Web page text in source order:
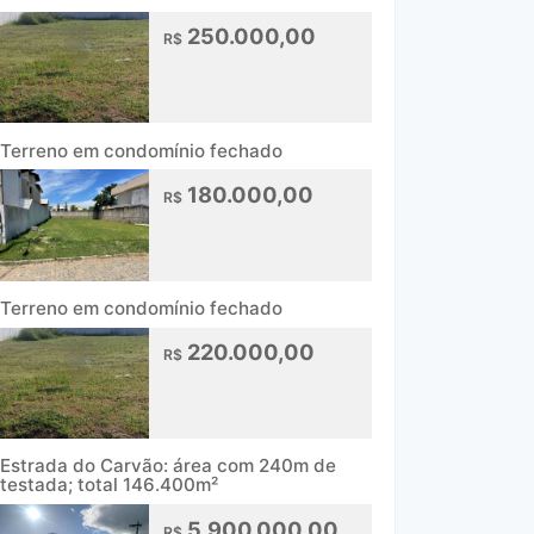
R$250.000,00
Terreno em condomínio fechado
R$180.000,00
Terreno em condomínio fechado
R$220.000,00
Estrada do Carvão: área com 240m de
testada; total 146.400m²
5.900.000,00